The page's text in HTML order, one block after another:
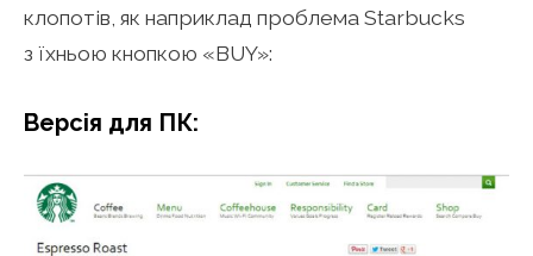
клопотів, як наприклад проблема Starbucks
з їхньою кнопкою «BUY»:
Версія для ПК: